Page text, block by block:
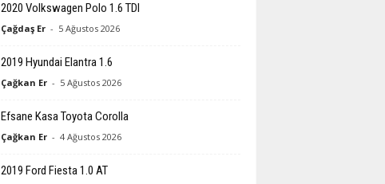
2020 Volkswagen Polo 1.6 TDI
Çağdaş Er - 5 Ağustos 2026
2019 Hyundai Elantra 1.6
Çağkan Er - 5 Ağustos 2026
Efsane Kasa Toyota Corolla
Çağkan Er - 4 Ağustos 2026
2019 Ford Fiesta 1.0 AT